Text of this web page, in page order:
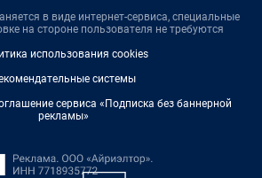
в виде интернет-сервиса, специальные
на стороне пользователя не требуются
использования cookies
системы
сервиса «Подписка без баннерной
рекламы»